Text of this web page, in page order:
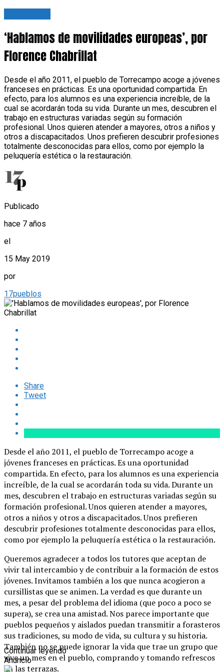
‘Hablamos de movilidades europeas’, por
Florence Chabrillat
Desde el año 2011, el pueblo de Torrecampo acoge a jóvenes
franceses en prácticas. Es una oportunidad compartida. En
efecto, para los alumnos es una experiencia increíble, de la
cual se acordarán toda su vida. Durante un mes, descubren el
trabajo en estructuras variadas según su formación
profesional. Unos quieren atender a mayores, otros a niños y
otros a discapacitados. Unos prefieren descubrir profesiones
totalmente desconocidas para ellos, como por ejemplo la
peluquería estética o la restauración.
Publicado
hace 7 años
el
15 May 2019
por
17pueblos
Share
Tweet
Desde el año 2011, el pueblo de Torrecampo acoge a
jóvenes franceses en prácticas. Es una oportunidad
compartida. En efecto, para los alumnos es una experiencia
increíble, de la cual se acordarán toda su vida. Durante un
mes, descubren el trabajo en estructuras variadas según su
formación profesional. Unos quieren atender a mayores,
otros a niños y otros a discapacitados. Unos prefieren
descubrir profesiones totalmente desconocidas para ellos,
como por ejemplo la peluquería estética o la restauración.
Queremos agradecer a todos los tutores que aceptan de
vivir tal intercambio y de contribuir a la formación de estos
jóvenes. Invitamos también a los que nunca acogieron a
cursillistas que se animen. La verdad es que durante un
mes, a pesar del problema del idioma (que poco a poco se
supera), se crea una amistad. Nos parece importante que
pueblos pequeños y aislados puedan transmitir a forasteros
sus tradiciones, su modo de vida, su cultura y su historia.
También no se puede ignorar la vida que trae un grupo que
vive un mes en el pueblo, comprando y tomando refrescos
en las terrazas.
Continuar leyendo
Anuncio